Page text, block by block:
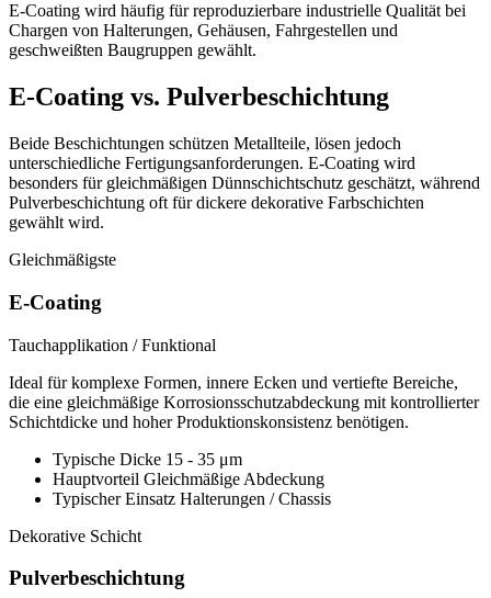
E-Coating wird häufig für reproduzierbare industrielle Qualität bei
Chargen von Halterungen, Gehäusen, Fahrgestellen und
geschweißten Baugruppen gewählt.
E-Coating vs. Pulverbeschichtung
Beide Beschichtungen schützen Metallteile, lösen jedoch
unterschiedliche Fertigungsanforderungen. E-Coating wird
besonders für gleichmäßigen Dünnschichtschutz geschätzt, während
Pulverbeschichtung oft für dickere dekorative Farbschichten
gewählt wird.
Gleichmäßigste
E-Coating
Tauchapplikation / Funktional
Ideal für komplexe Formen, innere Ecken und vertiefte Bereiche,
die eine gleichmäßige Korrosionsschutzabdeckung mit kontrollierter
Schichtdicke und hoher Produktionskonsistenz benötigen.
Typische Dicke 15 - 35 μm
Hauptvorteil Gleichmäßige Abdeckung
Typischer Einsatz Halterungen / Chassis
Dekorative Schicht
Pulverbeschichtung